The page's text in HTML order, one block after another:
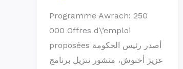
Programme Awrach: 250
000 Offres d\’emploi
proposées أصدر رئيس الحكومة
عزيز أخنوش، منشور تنزيل برنامج